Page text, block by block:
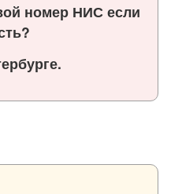
номер НИС если